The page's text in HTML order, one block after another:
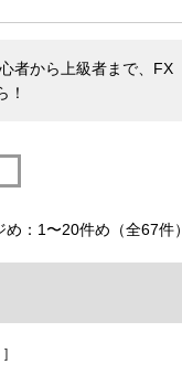
者から上級者まで、FX
！
め：1〜20件め（全67件）
]